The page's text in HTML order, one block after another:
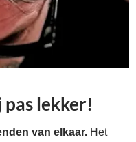
lekker!
van elkaar. Het